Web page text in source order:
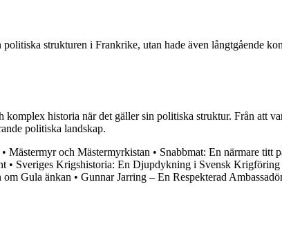
strukturen i Frankrike, utan hade även långtgående
komplex historia när det gäller sin politiska struktur. Från
politiska landskap.
• Mästermyr och Mästermyrkistan • Snabbmat: En närmare titt
• Sveriges Krigshistoria: En Djupdykning i Svensk Krigföring
om Gula änkan • Gunnar Jarring – En Respekterad